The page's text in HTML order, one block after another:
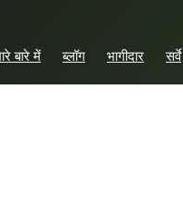
बारे में ब्लॉग भागीदार सर्वे